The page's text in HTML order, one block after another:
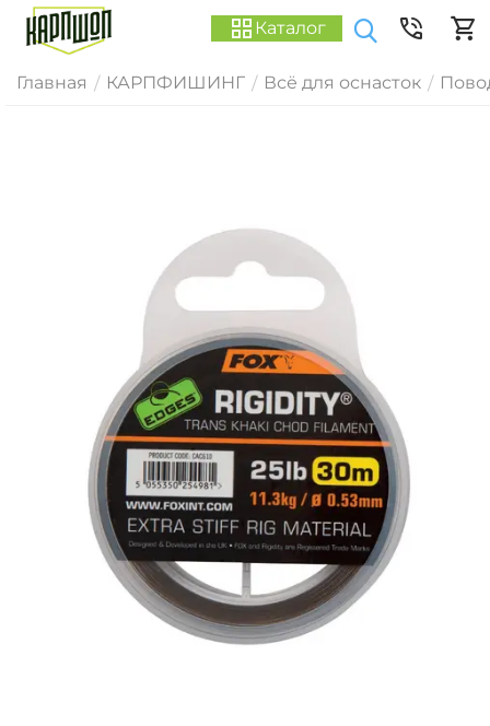
Каталог
Главная / КАРПФИШИНГ / Всё для оснасток /